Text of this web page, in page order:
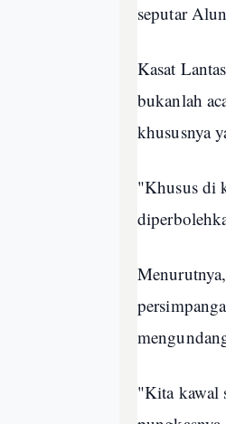
seputar
Kasat
bukanlah
khususnya
"Khusus di
"Kita kawal